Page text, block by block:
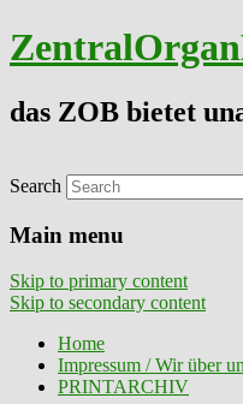
das ZOB bietet
Search
Main menu
Skip to primary content
Skip to secondary content
Home
Impressum / Wir über
PRINTARCHIV